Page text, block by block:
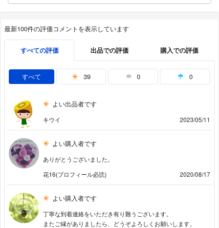
最新100件の評価コメントを表示しています
すべての評価 出品での評価 購入での評価
すべて 39 0 0
よい出品者です
キウイ 2023/05/11
よい購入者です
ありがとうございました。
花16(プロフィール必読)
2020/08/17
よい購入者です
丁寧な到着連絡をいただき有り難うございます。
またご縁がありましたら、どうぞよろしくお願いします。